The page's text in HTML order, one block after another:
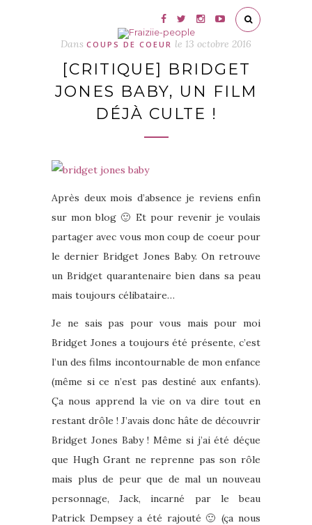
Dans COUPS DE COEUR le 13 octobre 2016
[CRITIQUE] BRIDGET
JONES BABY, UN FILM
DÉJÀ CULTE !
Après deux mois d’absence je reviens enfin
sur mon blog 🙂 Et pour revenir je voulais
partager avec vous mon coup de coeur pour
le dernier Bridget Jones Baby. On retrouve
un Bridget quarantenaire bien dans sa peau
mais toujours célibataire…
Je ne sais pas pour vous mais pour moi
Bridget Jones a toujours été présente, c’est
l’un des films incontournable de mon enfance
(même si ce n’est pas destiné aux enfants).
Ça nous apprend la vie on va dire tout en
restant drôle ! J’avais donc hâte de découvrir
Bridget Jones Baby ! Même si j’ai été déçue
que Hugh Grant ne reprenne pas son rôle
mais plus de peur que de mal un nouveau
personnage, Jack, incarné par le beau
Patrick Dempsey a été rajouté 🙂 (ça nous